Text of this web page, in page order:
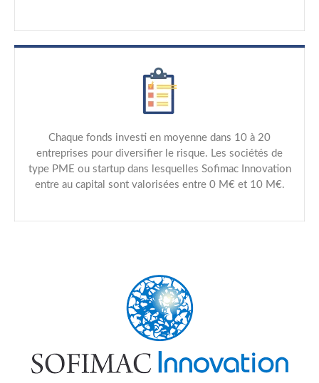
Chaque fonds investi en moyenne dans 10 à 20
entreprises pour diversifier le risque. Les sociétés de
type PME ou startup dans lesquelles Sofimac Innovation
entre au capital sont valorisées entre 0 M€ et 10 M€.